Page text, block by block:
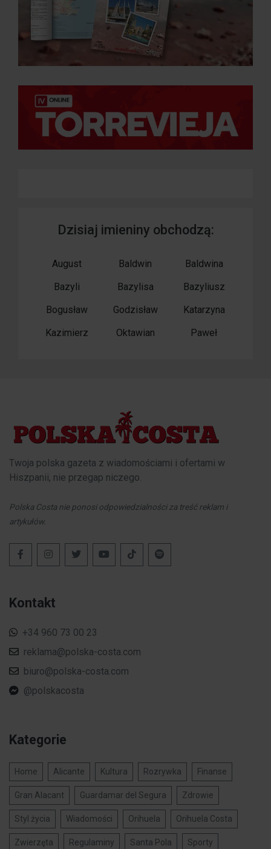
Dzisiaj imieniny obchodzą:
August Baldwin
Baldwina
Bazyli
Bazylisa
Bazyliusz
Bogusław
Godzisław
Katarzyna
Kazimierz
Oktawian Paweł
Twoja polska gazeta z wiadomościami i ofertami w
Hiszpanii, nie przegap niczego.
Polska Costa nie ponosi odpowiedzialności za treść reklam i
artykułów.
Kontakt
+34 960 73 00 23
reklama@polska-costa.com
biuro@polska-costa.com
@polskacosta
Kategorie
Home Alicante Kultura Rozrywka Finanse
Gran Alacant Guardamar del Segura Zdrowie
Styl życia Wiadomości Orihuela Orihuela Costa
Zwierzęta Regulaminy Santa Pola Sporty